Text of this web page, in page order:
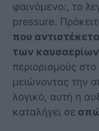
φαινόμενο:, το
pressure.
που
των
περιορισμούς
μειώνοντας την
λογικό, αυτή η
καταλήγει σε